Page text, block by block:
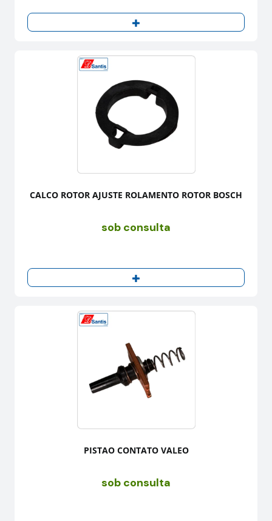
CALCO ROTOR AJUSTE ROLAMENTO ROTOR BOSCH
sob consulta
PISTAO CONTATO VALEO
sob consulta